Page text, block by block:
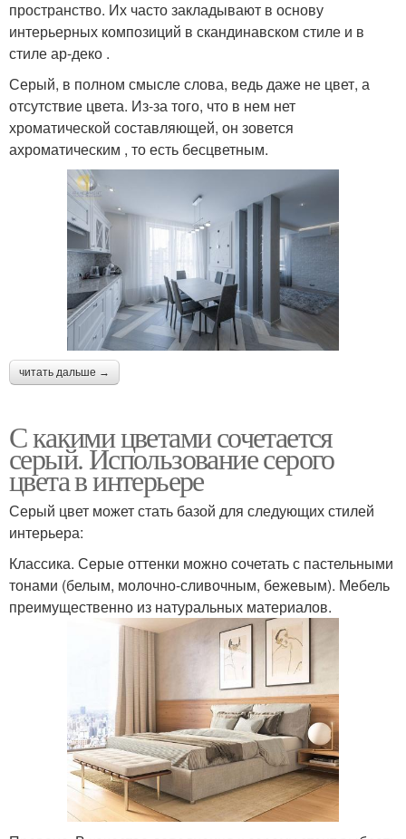
пространство. Их часто закладывают в основу
интерьерных композиций в скандинавском стиле и в
стиле ар-деко .
Серый, в полном смысле слова, ведь даже не цвет, а
отсутствие цвета. Из-за того, что в нем нет
хроматической составляющей, он зовется
ахроматическим , то есть бесцветным.
читать дальше →
С какими цветами сочетается
серый. Использование серого
цвета в интерьере
Серый цвет может стать базой для следующих стилей
интерьера:
Классика. Серые оттенки можно сочетать с пастельными
тонами (белым, молочно-сливочным, бежевым). Мебель
преимущественно из натуральных материалов.